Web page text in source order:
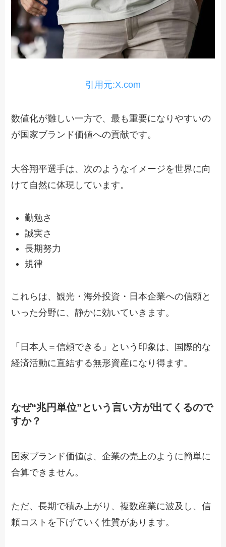
引用元:X.com
数値化が難しい一方で、最も重要になりやすいの
が国家ブランド価値への貢献です。
大谷翔平選手は、次のようなイメージを世界に向
けて自然に体現しています。
勤勉さ
誠実さ
長期努力
規律
これらは、観光・海外投資・日本企業への信頼と
いった分野に、静かに効いていきます。
「日本人＝信頼できる」という印象は、国際的な
経済活動に直結する無形資産になり得ます。
なぜ“兆円単位”という言い方が出てくるので
すか？
国家ブランド価値は、企業の売上のように簡単に
合算できません。
ただ、長期で積み上がり、複数産業に波及し、信
頼コストを下げていく性質があります。